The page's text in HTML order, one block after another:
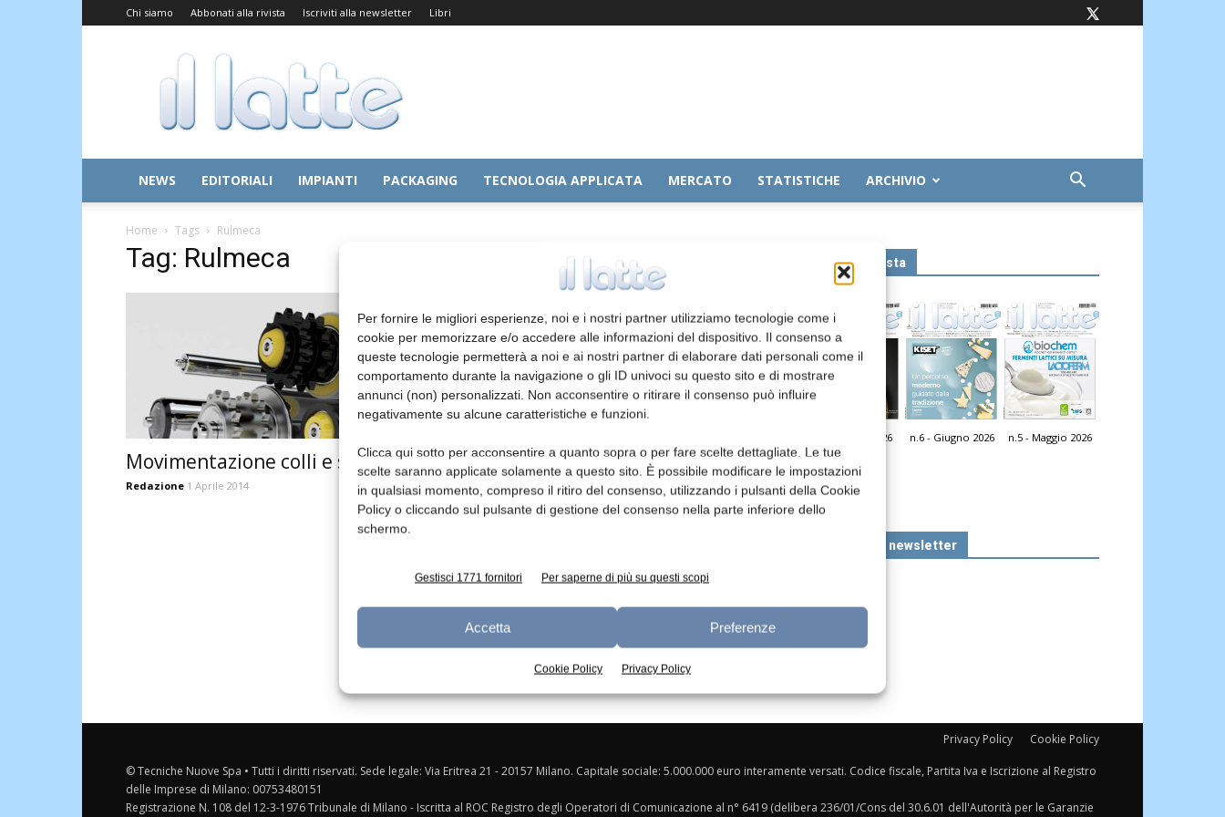
Per fornire le migliori esperienze, noi e i nostri partner utilizziamo tecnologie come i
cookie per memorizzare e/o accedere alle informazioni del dispositivo. Il consenso a
queste tecnologie permetterà a noi e ai nostri partner di elaborare dati personali come il
comportamento durante la navigazione o gli ID univoci su questo sito e di mostrare
annunci (non) personalizzati. Non acconsentire o ritirare il consenso può influire
negativamente su alcune caratteristiche e funzioni.
Clicca qui sotto per acconsentire a quanto sopra o per fare scelte dettagliate. Le tue
scelte saranno applicate solamente a questo sito. È possibile modificare le impostazioni
in qualsiasi momento, compreso il ritiro del consenso, utilizzando i pulsanti della Cookie
Policy o cliccando sul pulsante di gestione del consenso nella parte inferiore dello
schermo.
Gestisci 1771 fornitori Per saperne di più su questi scopi
Accetta Preferenze
Cookie Policy Privacy Policy
Chi siamo Abbonati alla rivista Iscriviti alla newsletter Libri
Il
Latte
NEWS EDITORIALI IMPIANTI PACKAGING TECNOLOGIA APPLICATA MERCATO STATISTICHE ARCHIVIO
Home Tags Rulmeca
Tag: Rulmeca
Movimentazione colli e sfusi
Redazione 1 Aprile 2014
Leggi la rivista
n.7 - Luglio 2026 n.6 - Giugno 2026 n.5 - Maggio 2026
Edicola Web
Iscriviti alla newsletter
Privacy Policy Cookie Policy
© Tecniche Nuove Spa • Tutti i diritti riservati. Sede legale: Via Eritrea 21 - 20157 Milano. Capitale sociale: 5.000.000 euro interamente versati. Codice fiscale, Partita Iva e Iscrizione al Registro
delle Imprese di Milano: 00753480151
Registrazione N. 108 del 12-3-1976 Tribunale di Milano - Iscritta al ROC Registro degli Operatori di Comunicazione al n° 6419 (delibera 236/01/Cons del 30.6.01 dell'Autorità per le Garanzie